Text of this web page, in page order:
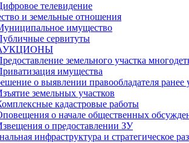
телевидение
и земельные отношения
имущество
сервитуты
земельного участка
имущества
о выявлении правообладателя
земельных участков
кадастровые работы
о начале общественных
о предоставлении ЗУ
инфраструктура и стратегическое